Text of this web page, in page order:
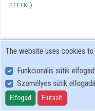
ELTE EKL)
User Policy
Adatkezelési tájékoztató (en)
Cookie Policy
The website uses cookies
Funkcionális sütik
Személyes sütik
Elfogad Elutasít